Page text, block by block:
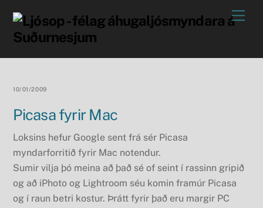
content
10/01/2009
Picasa fyrir Mac
Loksins hefur Google sent frá sér Picasa
myndarforritið fyrir Mac notendur.
Sumir vilja þó meina að það sé of seint í rassinn gripið
og að iPhoto og Lightroom séu komin framúr Picasa
og í raun betri kostur. Þrátt fyrir það eru margir PC